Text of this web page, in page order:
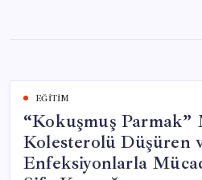
content
EĞITIM
“Kokuşmuş Parmak”
Kolesterolü Düşüren
Enfeksiyonlarla